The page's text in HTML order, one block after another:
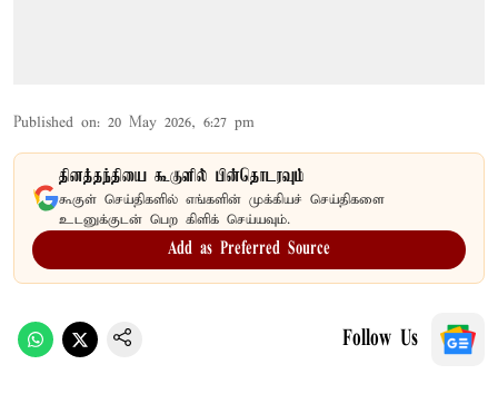
Published on: 20 May 2026, 6:27 pm
தினத்தந்தியை கூகுளில் பின்தொடரவும்
கூகுள் செய்திகளில் எங்களின் முக்கியச் செய்திகளை
உடனுக்குடன் பெற கிளிக் செய்யவும்.
Add as Preferred Source
Follow Us